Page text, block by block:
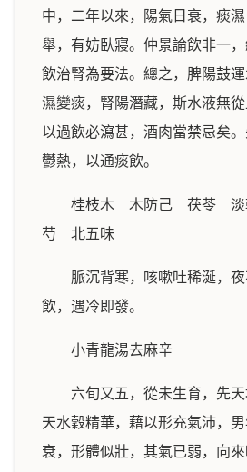
中，二年以來，陽氣日衰，痰
舉，有妨臥寢。仲景論飲非一
飲治腎為要法。總之，脾陽鼓
濕變痰，腎陽潛藏，斯水液無
以過飲必瀉甚，酒肉當禁忌矣
鬱熱，以通痰飲。
桂枝木 木防己 茯苓
芍 北五味
脈沉背寒，咳嗽吐稀涎，
飲，遇冷即發。
小青龍湯去麻辛
六旬又五，從未生育，先
天水穀精華，藉以形充氣沛，
衰，形體似壯，其氣已弱，向